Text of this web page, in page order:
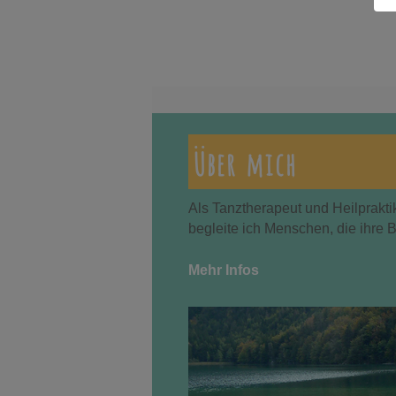
Über mich
Als Tanztherapeut und
begleite ich Menschen, die ihre
Mehr Infos